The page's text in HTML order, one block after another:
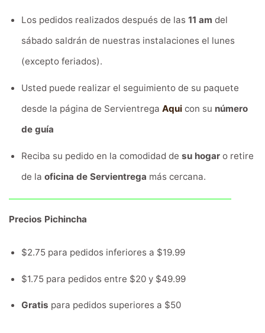
Los pedidos realizados después de las 11 am del
sábado saldrán de nuestras instalaciones el lunes
(excepto feriados).
Usted puede realizar el seguimiento de su paquete
desde la página de Servientrega Aquicon su número
de guía
Reciba su pedido en la comodidad de su hogaro retire
de la oficina de Servientrega más cercana.
Precios Pichincha
$2.75 para pedidos inferiores a $19.99
$1.75 para pedidos entre $20 y $49.99
Gratis para pedidos superiores a $50